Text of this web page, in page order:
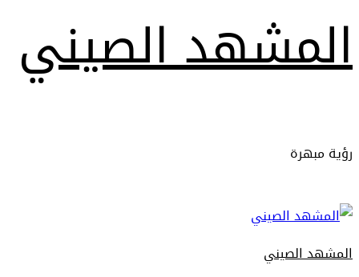
المشهد الصيني
رؤية مبهرة
Primary
المشهد الصيني